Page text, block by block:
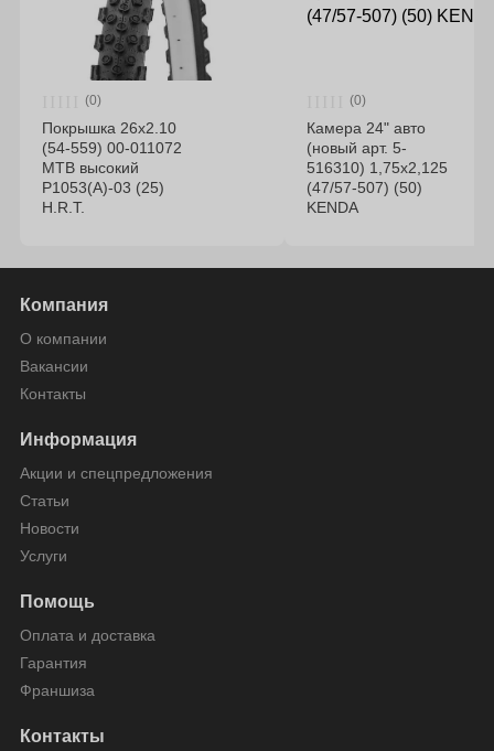
(0)
Покрышка 26x2.10
(54-559) 00-011072
MTB высокий
P1053(А)-03 (25)
H.R.T.
(0)
Камера 24" авто
(новый арт. 5-
516310) 1,75х2,125
(47/57-507) (50)
KENDA
Компания
О компании
Вакансии
Контакты
Информация
Акции и спецпредложения
Статьи
Новости
Услуги
Помощь
Оплата и доставка
Гарантия
Франшиза
Контакты